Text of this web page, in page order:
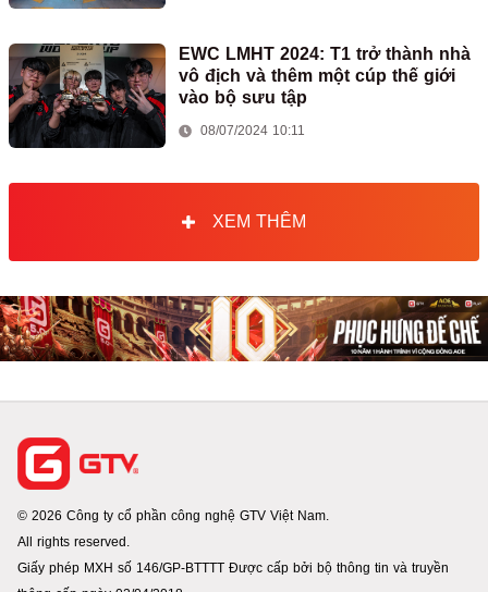
EWC LMHT 2024: T1 trở thành nhà
vô địch và thêm một cúp thế giới
vào bộ sưu tập
08/07/2024 10:11
XEM THÊM
© 2026 Công ty cổ phần công nghệ GTV Việt Nam.
All rights reserved.
Giấy phép MXH số 146/GP-BTTTT Được cấp bởi bộ thông tin và truyền